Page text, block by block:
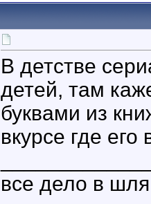
В детстве
детей, там
буквами из
вкурсе где его
все дело в